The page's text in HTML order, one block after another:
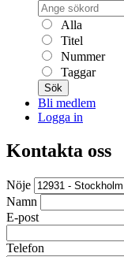
Alla
Titel
Nummer
Taggar
Sök
Bli medlem
Logga in
Kontakta oss
Nöje
Namn
E-post
Telefon